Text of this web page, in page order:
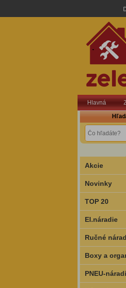
.
Hlavná
Akcie
Novinky
TOP 20
El.náradie
Ručné
Boxy a
PNEU-